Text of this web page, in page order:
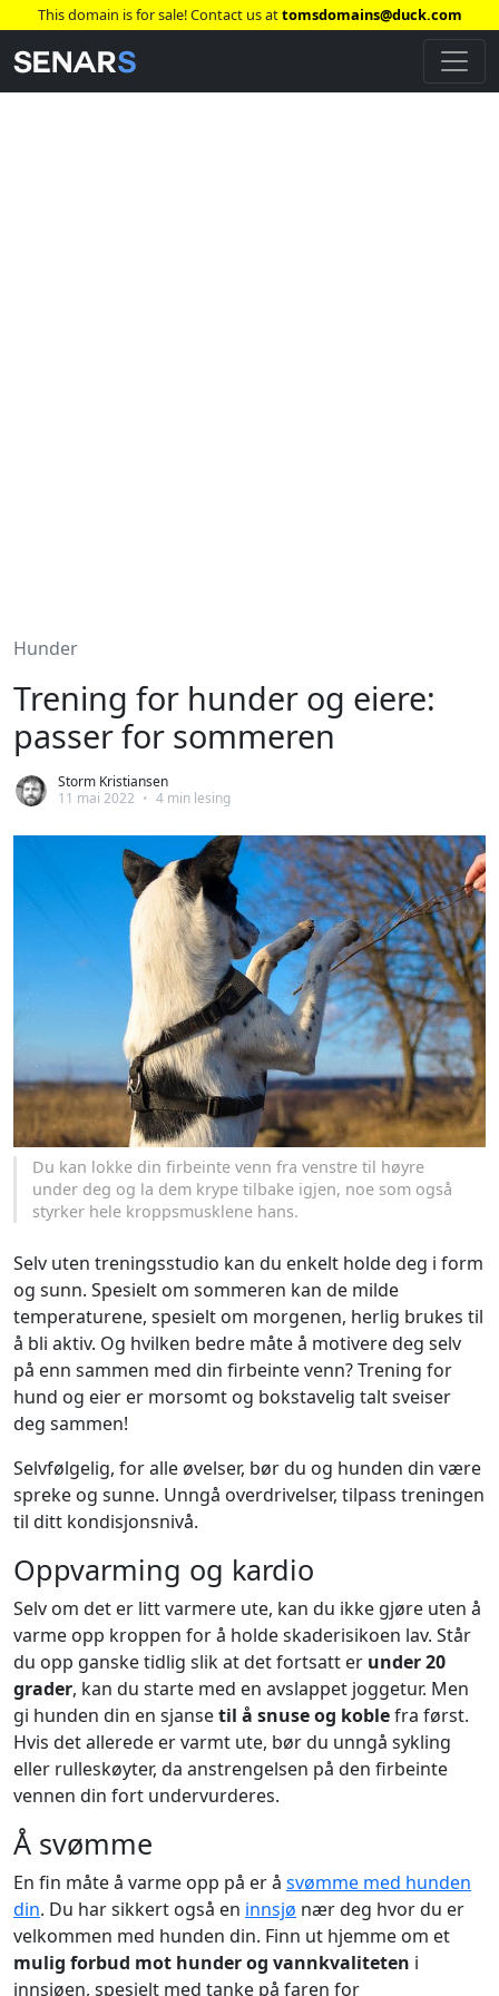
This domain is for sale! Contact us attomsdomains@duck.com
Hunder
Trening for hunder og eiere:
passer for sommeren
Storm Kristiansen
11 mai 2022 • 4 min lesing
Du kan lokke din firbeinte venn fra venstre til høyre
under deg og la dem krype tilbake igjen, noe som også
styrker hele kroppsmusklene hans.
Selv uten treningsstudio kan du enkelt holde deg i form
og sunn. Spesielt om sommeren kan de milde
temperaturene, spesielt om morgenen, herlig brukes til
å bli aktiv. Og hvilken bedre måte å motivere deg selv
på enn sammen med din firbeinte venn? Trening for
hund og eier er morsomt og bokstavelig talt sveiser
deg sammen!
Selvfølgelig, for alle øvelser, bør du og hunden din være
spreke og sunne. Unngå overdrivelser, tilpass treningen
til ditt kondisjonsnivå.
Oppvarming og kardio
Selv om det er litt varmere ute, kan du ikke gjøre uten å
varme opp kroppen for å holde skaderisikoen lav. Står
du opp ganske tidlig slik at det fortsatt er under 20
grader, kan du starte med en avslappet joggetur. Men
gi hunden din en sjansetil å snuse og koblefra først.
Hvis det allerede er varmt ute, bør du unngå sykling
eller rulleskøyter, da anstrengelsen på den firbeinte
vennen din fort undervurderes.
Å svømme
En fin måte å varme opp på er å svømme med hunden
din. Du har sikkert også en innsjø nær deg hvor du er
velkommen med hunden din. Finn ut hjemme om et
mulig forbud mot hunder og vannkvaliteten i
innsjøen, spesielt med tanke på faren for